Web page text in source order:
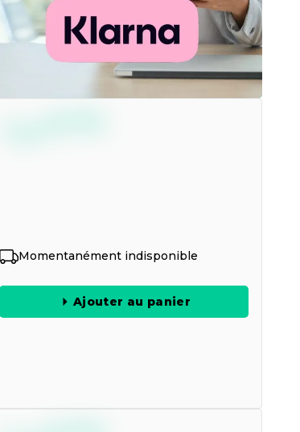
Momentanément indisponible
Ajouter au panier